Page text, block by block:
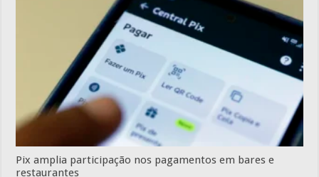
Pix amplia participação nos pagamentos em bares e
restaurantes